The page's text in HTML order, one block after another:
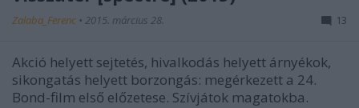
Zalaba_Ferenc • 2015. március 28. 13
Akció helyett sejtetés, hivalkodás helyett árnyékok,
sikongatás helyett borzongás: megérkezett a 24.
Bond-film első előzetese. Szívjátok magatokba.